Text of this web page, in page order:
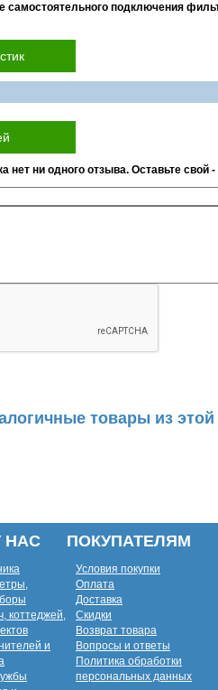
подключения
нет ни одного отзыва. Оставьте свой
товары из этой
НАС
коттеджей,
и
ПОКУПАТЕЛЯМ
Условия покупки
Оплата
Доставка
Скидки
Возврат товара
Вопросы и ответы
Политика обработки
персональных данных